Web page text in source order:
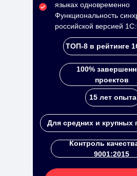
языках одновременно
Функциональность
российской версией
Контроль
9001:2015
100%
проектов
15 лет опыта
ТОП-8 в рейтинге
Для средних и крупных